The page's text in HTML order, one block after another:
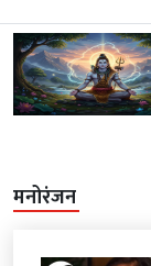
मनोरंजन